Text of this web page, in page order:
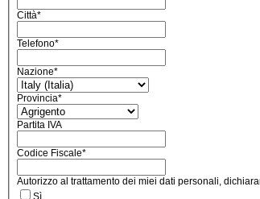
Città*
Telefono*
Nazione*
Provincia*
Partita IVA
Codice Fiscale*
Autorizzo al trattamento dei miei dati personali,
Sì